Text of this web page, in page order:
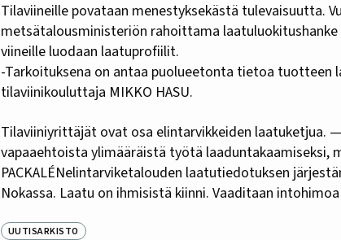
Tilaviineille povataan menestyksekästä tulevaisuutta.
metsätalousministeriön rahoittama
viineille luodaan laatuprofiilit.
-Tarkoituksena on antaa puolueetonta tietoa tuotteen
tilaviinikouluttaja MIKKO HASU.
Tilaviiniyrittäjät ovat osa elintarvikkeiden laatuketjua.
vapaaehtoista ylimääräistä työtä laaduntakaamiseksi,
PACKALÉNelintarviketalouden laatutiedotuksen
Nokassa. Laatu on ihmisistä kiinni. Vaaditaan
UUTISARKISTO